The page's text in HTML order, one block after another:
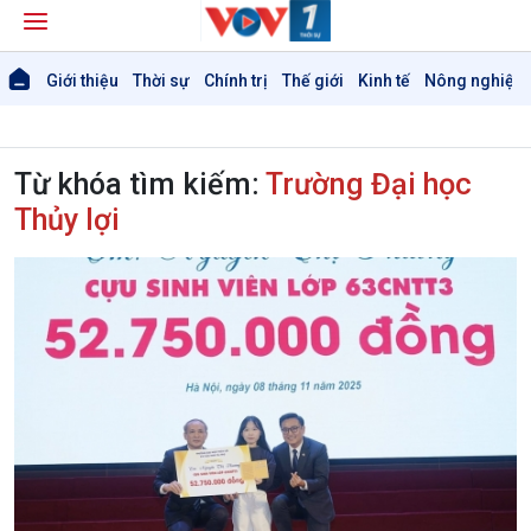
Giới thiệu Thời sự Chính trị Thế giới Kinh tế Nông nghiệp
Thời sự 6h
Thời sự 12h
Thời sự 18h
Bản tin
Chuyên mục
Theo dòng Thời sự
Chính trị
Thế giới
Từ khóa tìm kiếm: Trường Đại học
Thủy lợi